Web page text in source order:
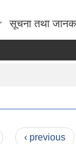
सूचना तथा
‹ previous